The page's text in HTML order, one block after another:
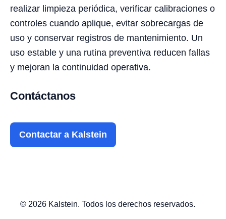
realizar limpieza periódica, verificar calibraciones o
controles cuando aplique, evitar sobrecargas de
uso y conservar registros de mantenimiento. Un
uso estable y una rutina preventiva reducen fallas
y mejoran la continuidad operativa.
Contáctanos
Contactar a Kalstein
© 2026 Kalstein. Todos los derechos reservados.